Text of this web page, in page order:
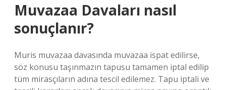
Muvazaa Davaları nasıl
sonuçlanır?
Muris muvazaa davasında muvazaa ispat edilirse,
söz konusu taşınmazın tapusu tamamen iptal edilip
tüm mirasçıların adına tescil edilemez. Tapu iptali ve